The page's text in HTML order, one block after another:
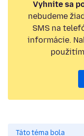
Vyhnite sa
nebudeme
SMS na
informácie.
Táto téma bola